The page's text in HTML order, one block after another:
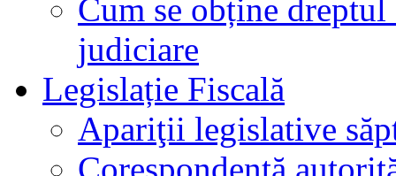
Cum se obține
judiciare
Legislație Fiscală
Apariţii legislative